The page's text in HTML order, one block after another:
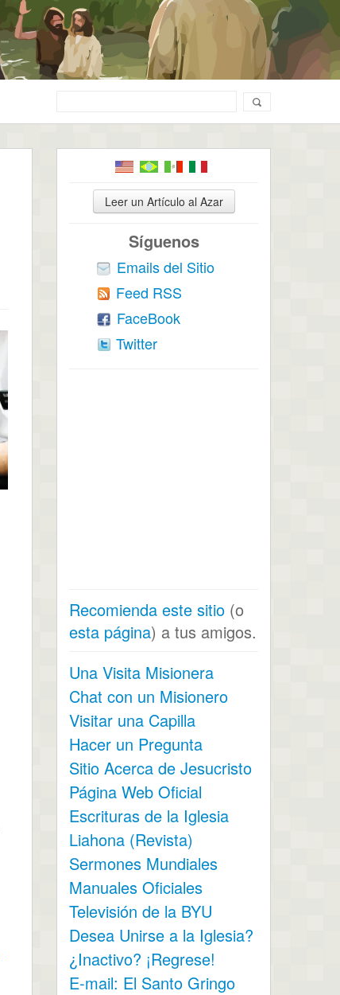
Leer un Artículo al Azar
Síguenos
Emails del Sitio
Feed RSS
FaceBook
Twitter
Recomienda este sitio (o
esta página) a tus amigos.
Una Visita Misionera
Chat con un Misionero
Visitar una Capilla
Hacer un Pregunta
Sitio Acerca de Jesucristo
Página Web Oficial
Escrituras de la Iglesia
Liahona (Revista)
Sermones Mundiales
Manuales Oficiales
Televisión de la BYU
Desea Unirse a la Iglesia?
¿Inactivo? ¡Regrese!
E-mail: El Santo Gringo